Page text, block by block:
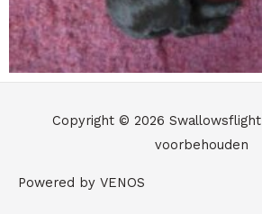
Copyright © 2026 Swallowsflight
voorbehouden
Powered by VENOS